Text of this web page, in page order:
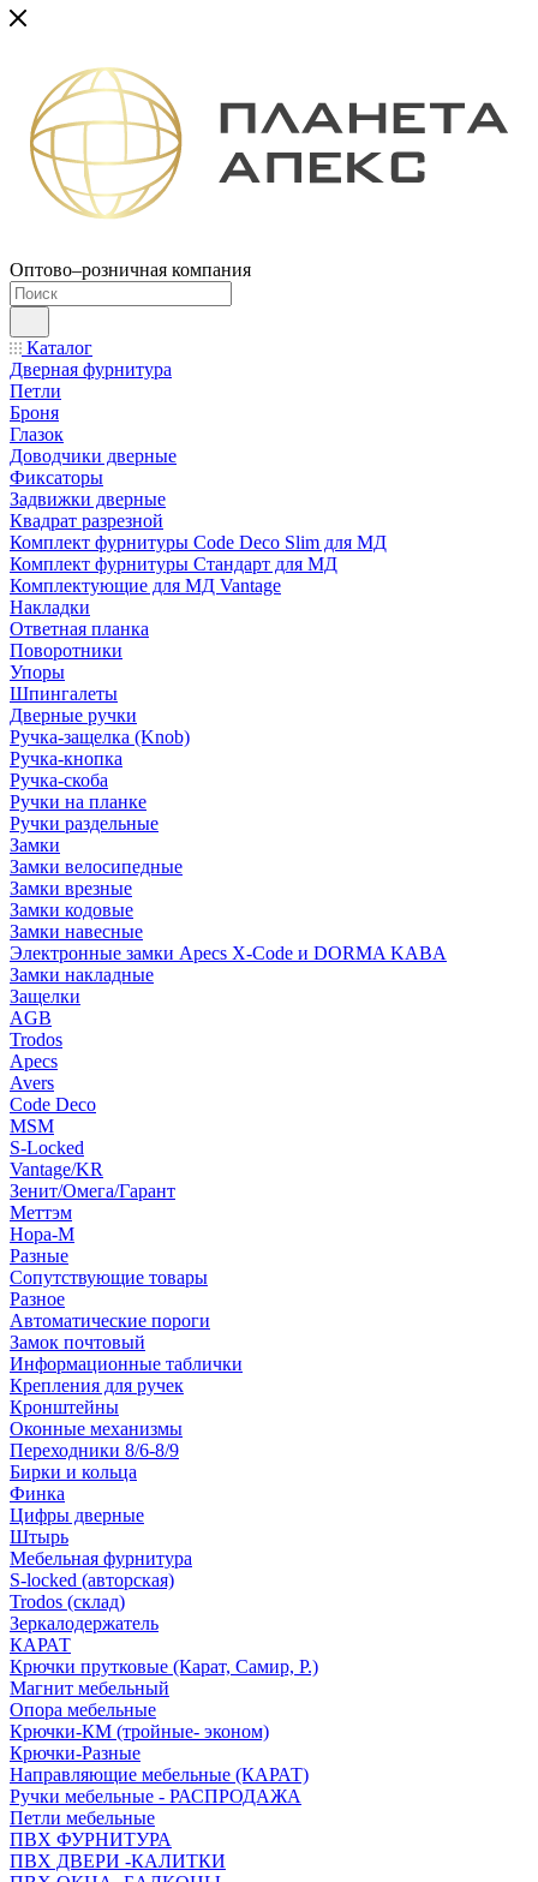
Оптово–розничная компания
Каталог
Дверная фурнитура
Петли
Броня
Глазок
Доводчики дверные
Фиксаторы
Задвижки дверные
Квадрат разрезной
Комплект фурнитуры Code Deco Slim для МД
Комплект фурнитуры Стандарт для МД
Комплектующие для МД Vantage
Накладки
Ответная планка
Поворотники
Упоры
Шпингалеты
Дверные ручки
Ручка-защелка (Knob)
Ручка-кнопка
Ручка-скоба
Ручки на планке
Ручки раздельные
Замки
Замки велосипедные
Замки врезные
Замки кодовые
Замки навесные
Электронные замки Apecs X-Code и DORMA KABA
Замки накладные
Защелки
AGB
Trodos
Apecs
Avers
Code Deco
MSM
S-Locked
Vantage/KR
Зенит/Омега/Гарант
Меттэм
Нора-М
Разные
Сопутствующие товары
Разное
Автоматические пороги
Замок почтовый
Информационные таблички
Крепления для ручек
Кронштейны
Оконные механизмы
Переходники 8/6-8/9
Бирки и кольца
Финка
Цифры дверные
Штырь
Мебельная фурнитура
S-locked (авторская)
Trodos (склад)
Зеркалодержатель
КАРАТ
Крючки прутковые (Карат, Самир, Р.)
Магнит мебельный
Опора мебельные
Крючки-КМ (тройные- эконом)
Крючки-Разные
Направляющие мебельные (КАРАТ)
Ручки мебельные - РАСПРОДАЖА
Петли мебельные
ПВХ ФУРНИТУРА
ПВХ ДВЕРИ -КАЛИТКИ